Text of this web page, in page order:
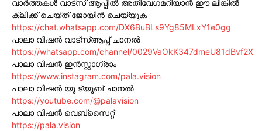
വാർത്തകൾ വാട്സ് ആപ്പിൽ അതിവേഗമറിയാൻ ഈ ലിങ്കിൽ
ക്ലിക്ക് ചെയ്ത് ജോയിൻ ചെയ്യുക
https://chat.whatsapp.com/DX6BuBLs9Yg85MLxY1e0gg
പാലാ വിഷൻ വാട്സ്ആപ്പ് ചാനൽ
https://whatsapp.com/channel/0029VaOkK347dmeU81dBvf2X
പാലാ വിഷൻ ഇൻസ്റ്റാഗ്രാം
https://www.instagram.com/pala.vision
പാലാ വിഷൻ യൂ ട്യൂബ് ചാനൽ
https://youtube.com/@palavision
പാലാ വിഷൻ വെബ്സൈറ്റ്
https://pala.vision